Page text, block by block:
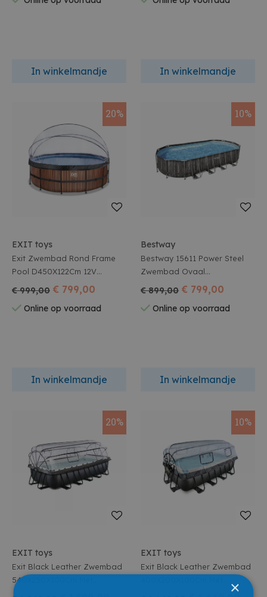
In winkelmandje In winkelmandje
20%
EXIT toys
Exit Zwembad Rond Frame
Pool D450X122Cm 12V
Zandfilter Timber Style +
Overkapping
€ 999,00 € 799,00
Online op voorraad
In winkelmandje
10%
Bestway
Bestway 15611 Power Steel
Zwembad Ovaal
732X366X122Cm Met
Filterpomp Houtlook Print
€ 899,00 € 799,00
Online op voorraad
In winkelmandje
20%
EXIT toys
Exit Black Leather Zwembad
540X250X100Cm Met
Zandfilterpomp En
10%
EXIT toys
Exit Black Leather Zwembad
×